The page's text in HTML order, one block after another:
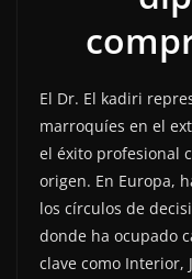
El Dr. El kadiri
marroquíes en el
el éxito profesional
origen. En Europa,
los círculos de
donde ha ocupado
clave como Interior,